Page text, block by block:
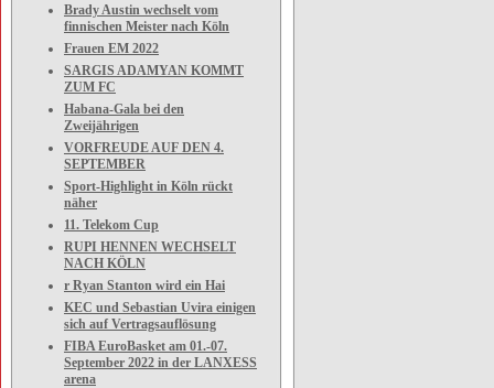
Brady Austin wechselt vom
finnischen Meister nach Köln
Frauen EM 2022
SARGIS ADAMYAN KOMMT
ZUM FC
Habana-Gala bei den
Zweijährigen
VORFREUDE AUF DEN 4.
SEPTEMBER
Sport-Highlight in Köln rückt
näher
11. Telekom Cup
RUPI HENNEN WECHSELT
NACH KÖLN
r Ryan Stanton wird ein Hai
KEC und Sebastian Uvira einigen
sich auf Vertragsauflösung
FIBA EuroBasket am 01.-07.
September 2022 in der LANXESS
arena